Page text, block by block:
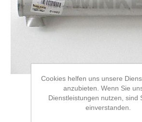
Cookies helfen uns unsere
anzubieten. Wenn Sie
Dienstleistungen nutzen, sind
einverstanden.